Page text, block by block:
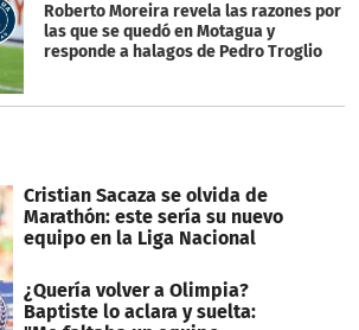
Roberto Moreira revela las razones por
las que se quedó en Motagua y
responde a halagos de Pedro Troglio
Cristian Sacaza se olvida de
Marathón: este sería su nuevo
equipo en la Liga Nacional
¿Quería volver a Olimpia?
Baptiste lo aclara y suelta: